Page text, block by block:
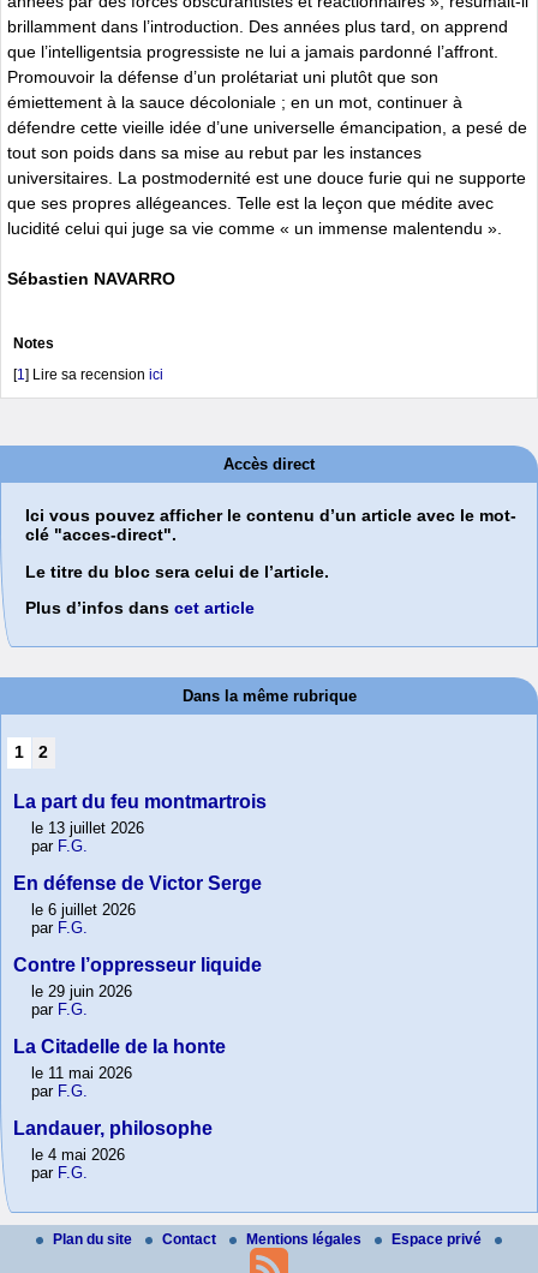
brillamment dans l’introduction. Des années plus tard, on apprend
que l’intelligentsia progressiste ne lui a jamais pardonné l’affront.
Promouvoir la défense d’un prolétariat uni plutôt que son
émiettement à la sauce décoloniale ; en un mot, continuer à
défendre cette vieille idée d’une universelle émancipation, a pesé de
tout son poids dans sa mise au rebut par les instances
universitaires. La postmodernité est une douce furie qui ne supporte
que ses propres allégeances. Telle est la leçon que médite avec
lucidité celui qui juge sa vie comme « un immense malentendu ».
Sébastien NAVARRO
Notes
[1] Lire sa recension ici
Accès direct
Ici vous pouvez afficher le contenu d’un article avec le mot-
clé "acces-direct".
Le titre du bloc sera celui de l’article.
Plus d’infos dans cet article
Dans la même rubrique
1 2
La part du feu montmartrois
le 13 juillet 2026
par F.G.
En défense de Victor Serge
le 6 juillet 2026
par F.G.
Contre l’oppresseur liquide
le 29 juin 2026
par F.G.
La Citadelle de la honte
le 11 mai 2026
par F.G.
Landauer, philosophe
le 4 mai 2026
par F.G.
Plan du site Contact Mentions légales Espace privé